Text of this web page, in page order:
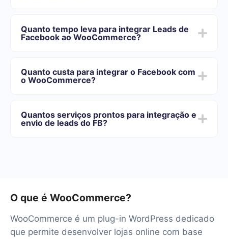
Escolha quais dados transferir do Facebook para o
WooCommerce
do Facebook para o WooCommerce
Quanto tempo leva para integrar Leads de
Facebook ao WooCommerce?
de 5 a 30 minutos. Em média, a configuração leva de
10 a 15 minutos.
Quanto custa para integrar o Facebook com
o WooCommerce?
conjunto de recursos que melhor se adapta às suas
necessidades. Além disso, você tem a oportunidade de
Quantos serviços prontos para integração e
envio de leads do FB?
O que é WooCommerce?
WooCommerce é um plug-in WordPress dedicado
que permite desenvolver lojas online com base